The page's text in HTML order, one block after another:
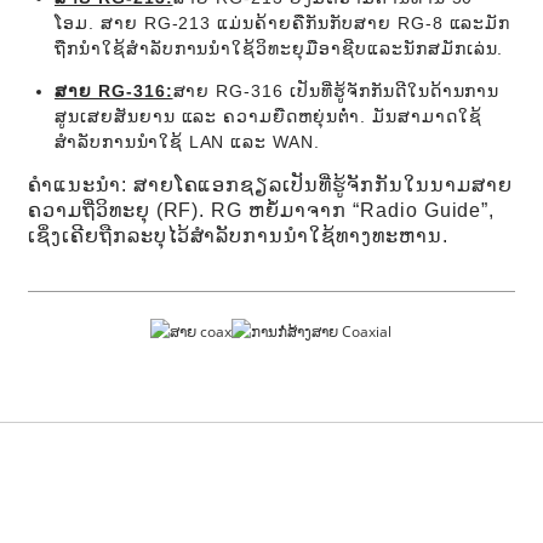
ໂອມ. ສາຍ RG-213 ແມ່ນຄ້າຍຄືກັນກັບສາຍ RG-8 ແລະມັກ
ຖືກນໍາໃຊ້ສໍາລັບການນໍາໃຊ້ວິທະຍຸມືອາຊີບແລະນັກສມັກເລ່ນ.
ສາຍ RG-316:ສາຍ RG-316 ເປັນທີ່ຮູ້ຈັກກັນດີໃນດ້ານການ
ສູນເສຍສັນຍານ ແລະ ຄວາມຍືດຫຍຸ່ນຕ່ຳ. ມັນສາມາດໃຊ້
ສຳລັບການນຳໃຊ້ LAN ແລະ WAN.
ຄຳແນະນຳ: ສາຍໂຄແອກຊຽລເປັນທີ່ຮູ້ຈັກກັນໃນນາມສາຍ
ຄວາມຖີ່ວິທະຍຸ (RF). RG ຫຍໍ້ມາຈາກ “Radio Guide”,
ເຊິ່ງເຄີຍຖືກລະບຸໄວ້ສຳລັບການນຳໃຊ້ທາງທະຫານ.